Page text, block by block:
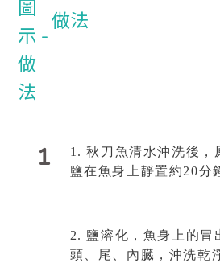
做法
1 1.秋刀魚清水沖洗後，
鹽在魚身上靜置約20分
2. 鹽溶化，魚身上的冒
頭、尾、內臓，沖洗乾